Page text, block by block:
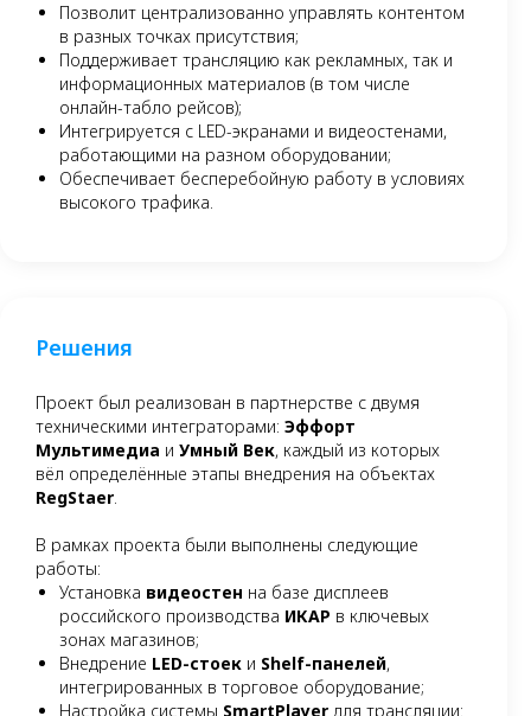
Позволит централизованно управлять контентом
в разных точках присутствия;
Поддерживает трансляцию как рекламных, так и
информационных материалов (в том числе
онлайн-табло рейсов);
Интегрируется с LED-экранами и видеостенами,
работающими на разном оборудовании;
Обеспечивает бесперебойную работу в условиях
высокого трафика.
Решения
Проект был реализован в партнерстве с двумя
техническими интеграторами: Эффорт
Мультимедиа и Умный Век, каждый из которых
вёл определённые этапы внедрения на объектах
RegStaer.
В рамках проекта были выполнены следующие
работы:
Установка видеостен на базе дисплеев
российского производства ИКАР в ключевых
зонах магазинов;
Внедрение LED-стоек и Shelf-панелей,
интегрированных в торговое оборудование;
Настройка системы SmartPlayer для трансляции: